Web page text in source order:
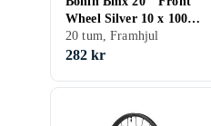
Wheel Silver 10 x 100
mm
20 tum, Framhjul
282 kr